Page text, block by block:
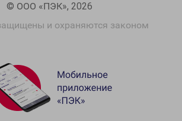
© ООО «ПЭК», 2026
и охраняются законом